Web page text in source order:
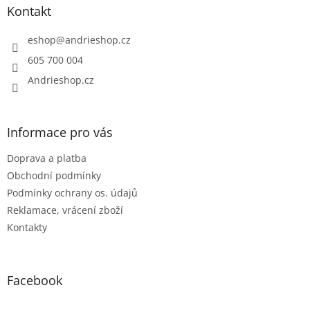
Kontakt
eshop@andrieshop.cz
605 700 004
Andrieshop.cz
Informace pro vás
Doprava a platba
Obchodní podmínky
Podmínky ochrany os. údajů
Reklamace, vrácení zboží
Kontakty
Facebook